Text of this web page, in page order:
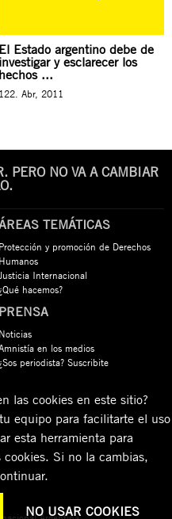
El Estado argentino debe de
investigar y esclarecer los
hechos ...
122. Abr, 2011
PERO NO VA A CAMBIAR
TEMÁTICAS
Protección y promoción de Derechos
Humanos
Internacional
¿Qué hacemos?
PRENSA
Noticias
en los medios
¿Sos periodista? Suscribite
las cookies en este sitio?
equipo para facilitarte el uso
esta herramienta para
Si no la cambias,
NO USAR COOKIES